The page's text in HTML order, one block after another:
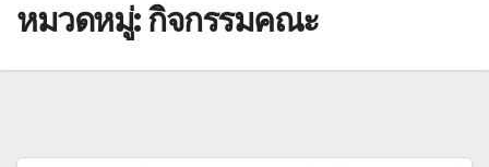
หมวดหมู่:กิจกรรมคณะ